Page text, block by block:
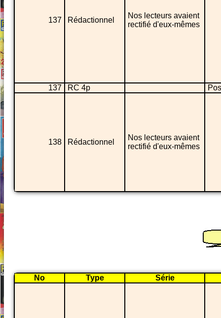
137 Rédactionnel
Nos lecteurs avaient
rectifié d'eux-mêmes
137 RC 4p
138 Rédactionnel
Nos lecteurs avaient
rectifié d'eux-mêmes
No Type Série